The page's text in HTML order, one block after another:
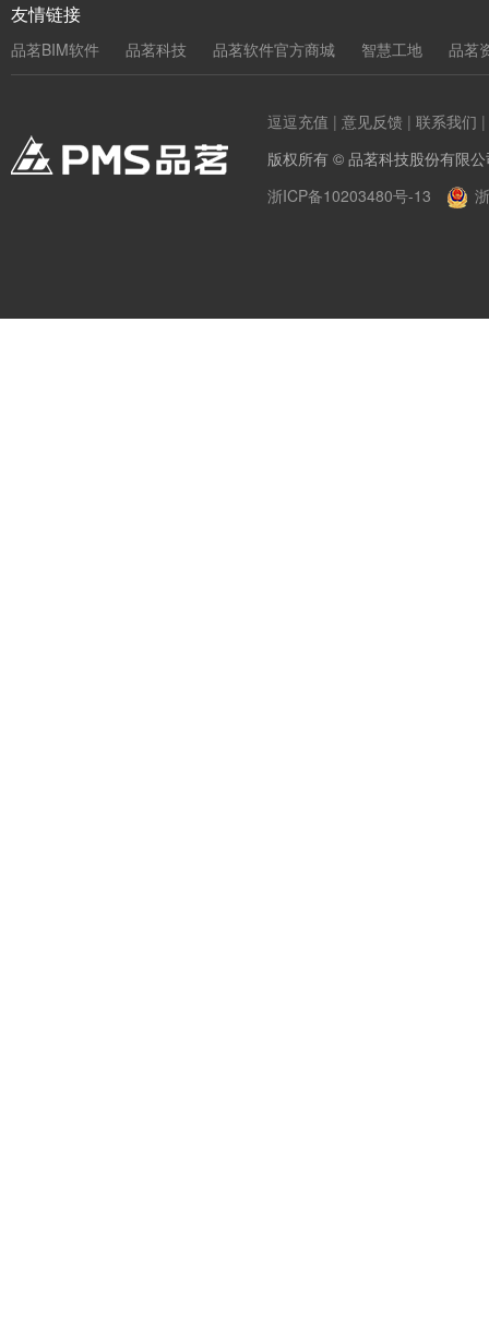
友情链接
品茗BIM软件 品茗科技 品茗软件官方商城 智慧工地 品茗
逗逗充值 | 意见反馈 | 联系我们 |
版权所有 © 品茗科技股份有限
浙ICP备10203480号-13